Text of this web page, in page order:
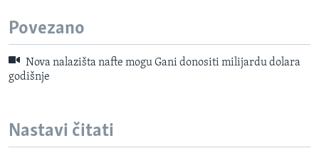
Povezano
Nova nalazišta nafte mogu Gani donositi milijardu dolara
godišnje
Nastavi čitati